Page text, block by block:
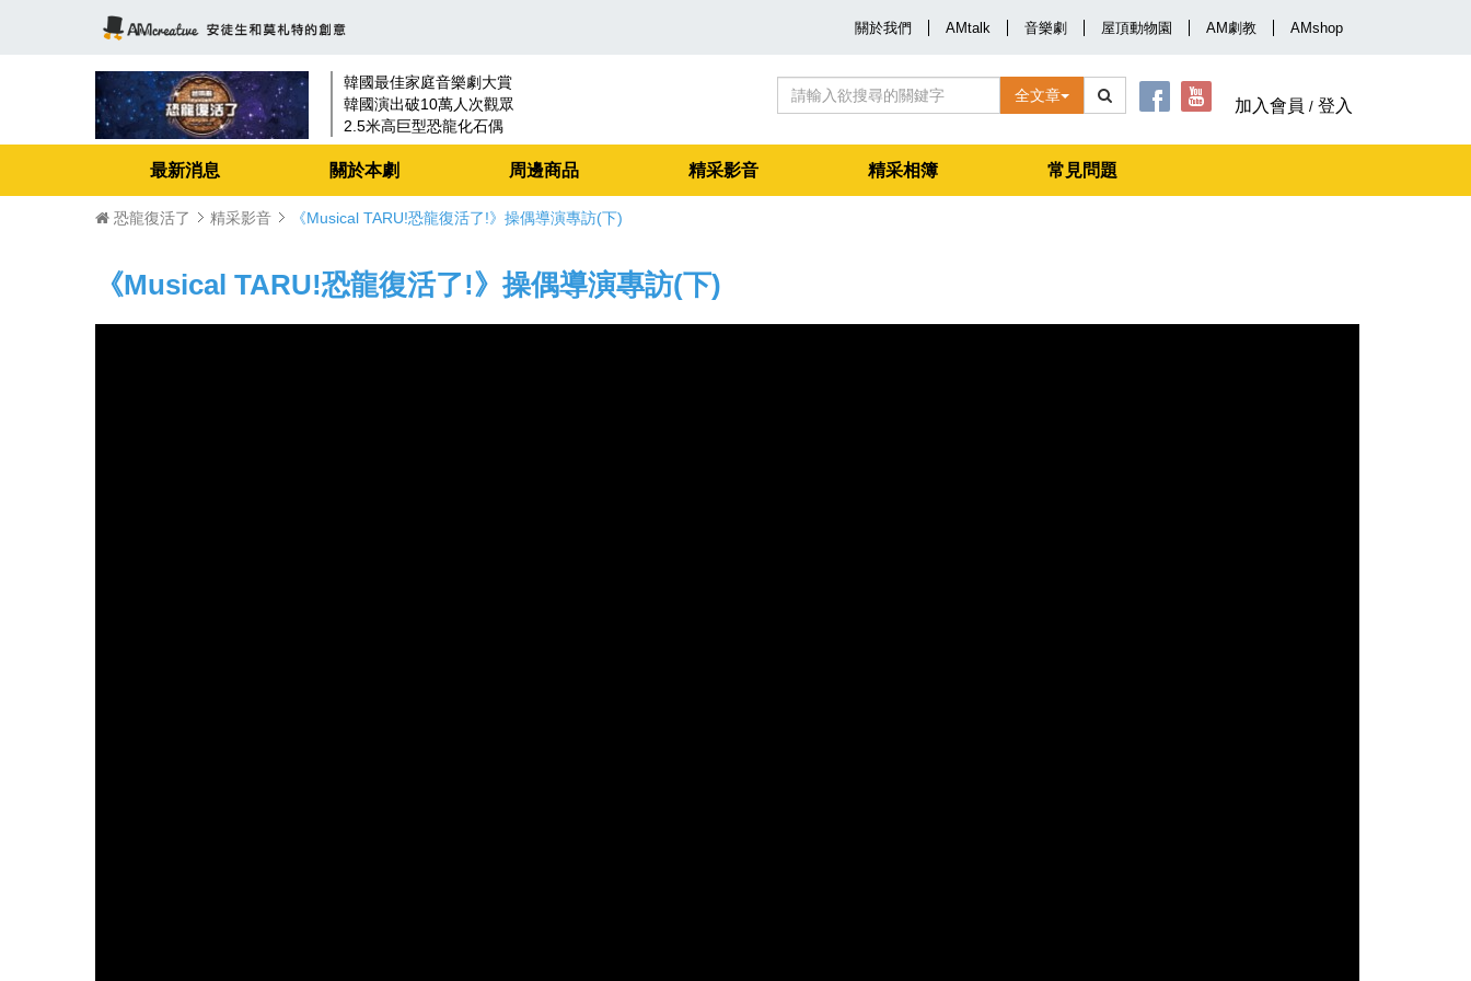
關於我們 AMtalk 音樂劇 屋頂動物園 AM劇教 AMshop
韓國最佳家庭音樂劇大賞
韓國演出破10萬人次觀眾
2.5米高巨型恐龍化石偶
80分鐘高強度精彩歌舞歡樂劇情
2018最具娛樂性的中文音樂劇
全文章
加入會員 / 登入
最新消息 關於本劇 周邊商品 精采影音 精采相簿 常見問題
恐龍復活了 精采影音 《Musical TARU!恐龍復活了!》操偶導演專訪(下)
《Musical TARU!恐龍復活了!》操偶導演專訪(下)